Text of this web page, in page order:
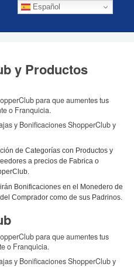
Español
y Productos
para que aumentes tus
o Franquicia.
y Bonificaciones ShopperClub y
de Categorías con Productos y
a precios de Fabrica o
Bonificaciones en el Monedero de
Comprador como de sus Padrinos.
para que aumentes tus
o Franquicia.
y Bonificaciones ShopperClub y